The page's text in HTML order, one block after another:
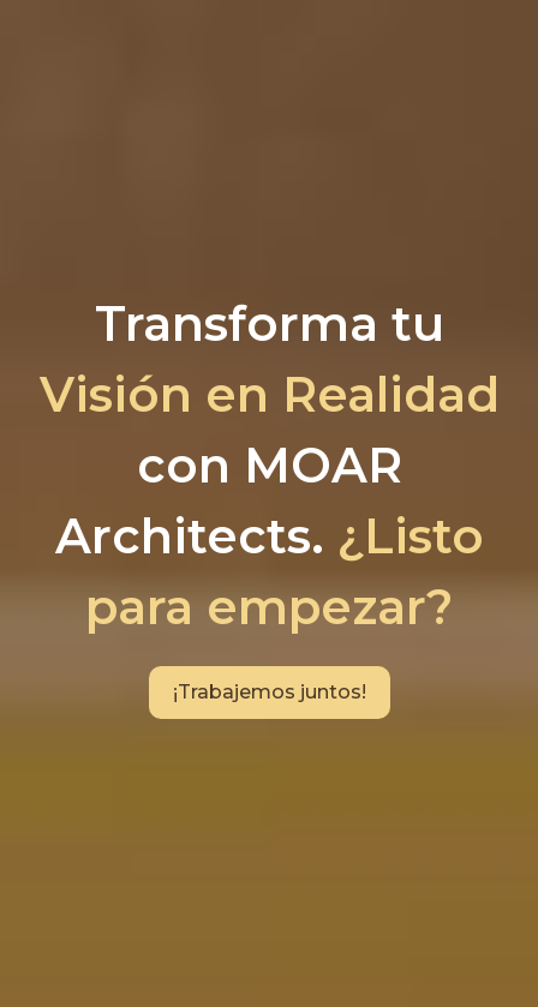
Transforma tu
Visión en Realidad
con MOAR
Architects. ¿Listo
para empezar?
¡Trabajemos juntos!